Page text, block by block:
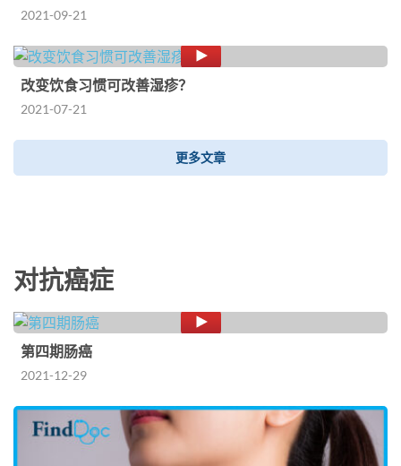
2021-09-21
改变饮食习惯可改善湿疹？
2021-07-21
更多文章
对抗癌症
第四期肠癌
2021-12-29